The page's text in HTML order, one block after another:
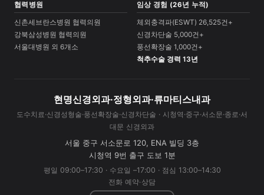
협력병원
신촌세브란스병원 협력의원
강북삼성병원 협력의원
서울대병원 외 6개소
임상 경험 (26년 누적)
체외충격파(ESWT) 26,525건+
신경차단술 5,000건+
풍선확장술 1,000건+
척추수술 경력 13년
현명신경외과·정형외과·류마티스내과
도수치료·신경성형술·풍선확장술·신경차단술 · 시청역·중구·서소문·종로·서
대문 신경외과
서울 중구 서소문로 120, ENA 빌딩 3층
시청역 9번 출구 도보 1분
평일 09:00–17:30 · 수요일 –17:00 · 점심 13:00–14:30
전화 예약·상담